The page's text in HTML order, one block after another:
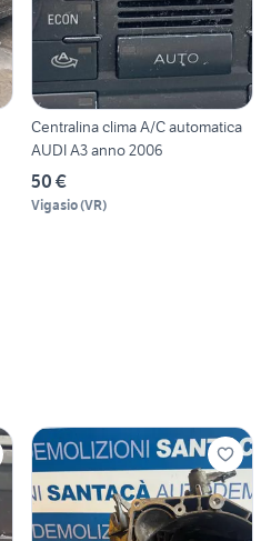
Centralina clima A/C automatica
AUDI A3 anno 2006
50 €
Vigasio(VR)